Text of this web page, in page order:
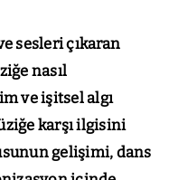
sesleri çıkaran
nasıl
ve işitsel algı
karşı ilgisini
gelişimi, dans